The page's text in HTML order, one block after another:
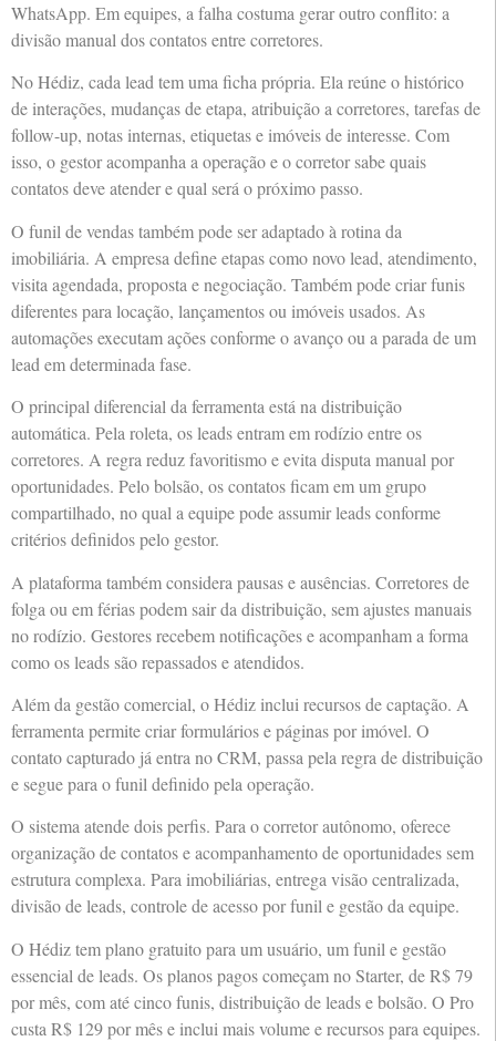
WhatsApp. Em equipes, a falha costuma gerar outro conflito: a
divisão manual dos contatos entre corretores.
No Hédiz, cada lead tem uma ficha própria. Ela reúne o histórico
de interações, mudanças de etapa, atribuição a corretores, tarefas de
follow-up, notas internas, etiquetas e imóveis de interesse. Com
isso, o gestor acompanha a operação e o corretor sabe quais
contatos deve atender e qual será o próximo passo.
O funil de vendas também pode ser adaptado à rotina da
imobiliária. A empresa define etapas como novo lead, atendimento,
visita agendada, proposta e negociação. Também pode criar funis
diferentes para locação, lançamentos ou imóveis usados. As
automações executam ações conforme o avanço ou a parada de um
lead em determinada fase.
O principal diferencial da ferramenta está na distribuição
automática. Pela roleta, os leads entram em rodízio entre os
corretores. A regra reduz favoritismo e evita disputa manual por
oportunidades. Pelo bolsão, os contatos ficam em um grupo
compartilhado, no qual a equipe pode assumir leads conforme
critérios definidos pelo gestor.
A plataforma também considera pausas e ausências. Corretores de
folga ou em férias podem sair da distribuição, sem ajustes manuais
no rodízio. Gestores recebem notificações e acompanham a forma
como os leads são repassados e atendidos.
Além da gestão comercial, o Hédiz inclui recursos de captação. A
ferramenta permite criar formulários e páginas por imóvel. O
contato capturado já entra no CRM, passa pela regra de distribuição
e segue para o funil definido pela operação.
O sistema atende dois perfis. Para o corretor autônomo, oferece
organização de contatos e acompanhamento de oportunidades sem
estrutura complexa. Para imobiliárias, entrega visão centralizada,
divisão de leads, controle de acesso por funil e gestão da equipe.
O Hédiz tem plano gratuito para um usuário, um funil e gestão
essencial de leads. Os planos pagos começam no Starter, de R$ 79
por mês, com até cinco funis, distribuição de leads e bolsão. O Pro
custa R$ 129 por mês e inclui mais volume e recursos para equipes.